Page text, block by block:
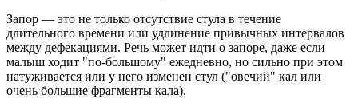
Запор — это не только отсутствие стула в течение
длительного времени или удлинение привычных интервалов
между дефекациями. Речь может идти о запоре, даже если
малыш ходит "по-большому" ежедневно, но сильно при этом
натуживается или у него изменен стул ("овечий" кал или
очень большие фрагменты кала).